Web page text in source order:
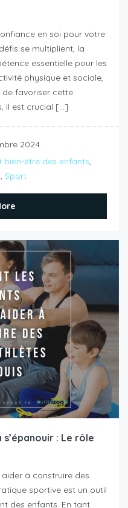
en soi pour votre
se multiplient, la
essentielle pour les
physique et sociale,
de favoriser cette
il est crucial […]
2024
bien-être des enfants,
, Sport
: Le rôle
à construire des
sportive est un outil
des enfants. En tant